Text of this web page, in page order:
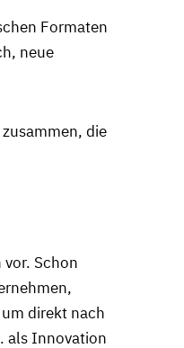
Formaten
neue
die
Schon
direkt nach
als Innovation